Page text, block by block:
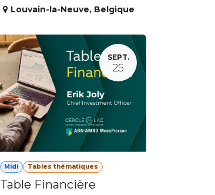
Louvain-la-Neuve, Belgique
SEPT.
25
Midi Tables thématiques
Table Financière